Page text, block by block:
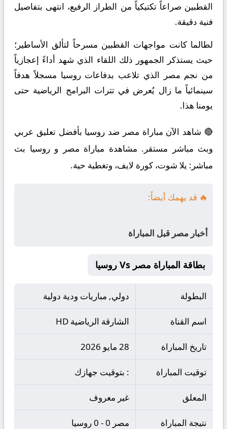
القطبين صراعاً تكتيكياً من الطراز الرفيع، انتهى بتفاصيل
فنية دقيقة.
لطالما كانت مواجهات القطبين مسرحاً لتألق الأساطير؛
حيث يستذكر الجمهور ذلك اللقاء الذي شهد أداءً إعجازياً
من نجم مصر الذي تلاعب بدفاعات روسيا مسجلاً هدفاً
سينمائياً ما زال يُعرض في تترات البرامج الرياضية حتى
يومنا هذا.
🔴 شاهد الآن مباراة مصر ضد روسيا بأفضل تعليق عربي
وبث مباشر مستقر. مشاهدة مباراة مصر و روسيا بث
مباشر: يلا شوت، كورة لايف، وتغطية حية.
🔥 قد يهمك أيضاً:
أخبار مصر قبل المباراة
بطاقة المباراة مصر Vs روسيا
البطولة دولي, مباريات ودية دولية
اسم القناة الشارقة الریاضية HD
تاريخ المباراة 28 مايو 2026
توقيت المباراة : بتوقيت جهازك
المعلق غير معروف
نتيجة المباراة مصر 0 - 0 روسيا